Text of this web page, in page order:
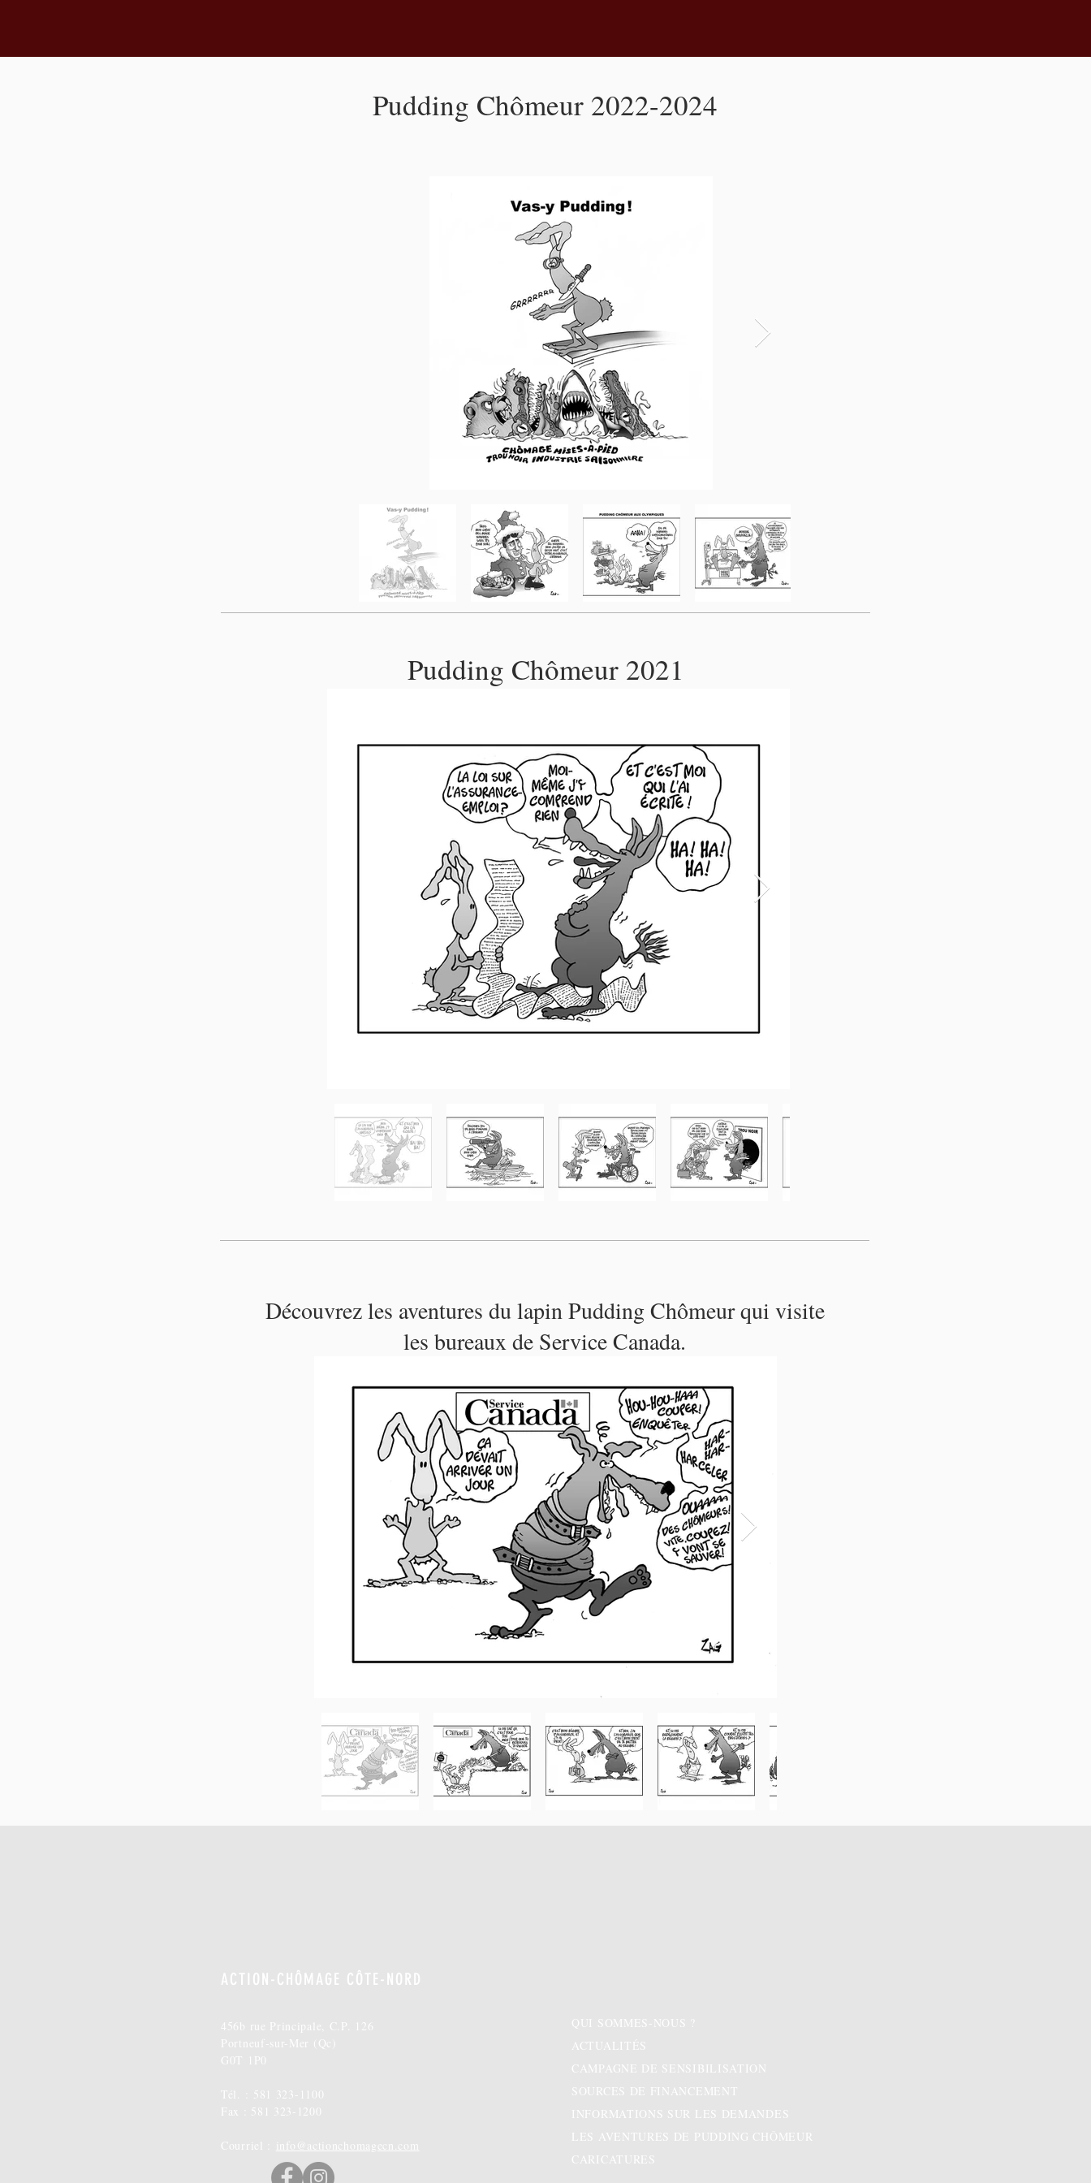
Pudding Chômeur 2022-2024
Pudding Chômeur 2021
Découvrez les aventures du lapin Pudding Chômeur qui visite
les bureaux de Service Canada.
ACTION-CHÔMAGE CÔTE-NORD
456b rue Principale, C.P. 126
Portneuf-sur-Mer (Qc)
G0T 1P0
Tél. :
581 323-1100
Fax : 581 323-1200
Courriel : info@actionchomagecn.com
QUI SOMMES-NOUS ?
ACTUALITÉS
CAMPAGNE DE SENSIBILISATION
SOURCES DE FINANCEMENT
INFORMATIONS SUR LES DEMANDES
LES AVENTURES DE PUDDING CHÔMEUR
CARICATURES